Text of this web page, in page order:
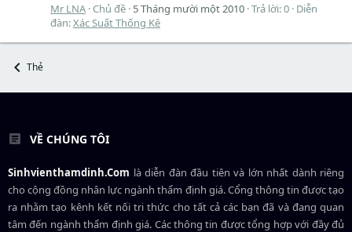
Mr LNA Chủ đề 5 Tháng mười một 2010 Trả lời: 0 Diễn
đàn:Xác Suất Thống Kê
Thẻ
VỀ CHÚNG TÔI
Sinhvienthamdinh.Com là diễn đàn đầu tiên và lớn nhất dành riêng
cho cộng đồng nhân lực ngànhthẩm định giá. Cổng thông tin được tạo
ra nhằm tạo kênh kết nối tri thức cho tất cả các bạn đã và đang quan
tâm đến ngành thẩm định giá. Các thông tin được tổng hợp với đầy đủ